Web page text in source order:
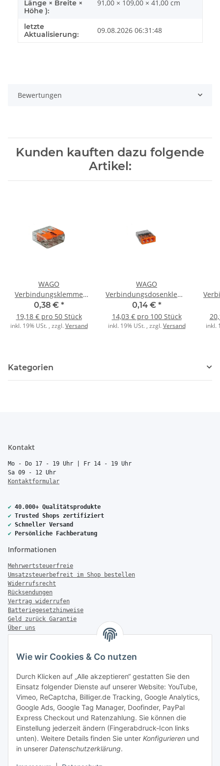
Wie wir Cookies & Co nutzen
Durch Klicken auf „Alle akzeptieren“ gestatten Sie den
Einsatz folgender Dienste auf unserer Website: YouTube,
Vimeo, ReCaptcha, Billiger.de Tracking, Google Analytics,
Google Ads, Google Tag Manager, Doofinder, PayPal
Express Checkout und Ratenzahlung. Sie können die
Einstellung jederzeit ändern (Fingerabdruck-Icon links
unten). Weitere Details finden Sie unter Konfigurieren und
in unserer Datenschutzerklärung.
Länge × Breite ×
Höhe ):
91,00 × 109,00 × 41,00 cm
letzte
Aktualisierung:
09.08.2026 06:31:48
Bewertungen
Kunden kauften dazu folgende
Artikel:
WAGO
Verbindungsklemme
3polig Compact mit
Hebel transparent
0,38 € *
19,18 € pro 50 Stück
inkl. 19% USt. , zzgl.Versand
WAGO
Verbindungsdosenklemme
3polig 2273-203
Compact 0,5-2,5qmm
transp./or.
0,14 € *
14,03 € pro 100 Stück
inkl. 19% USt. , zzgl.Versand inkl.
Kategorien
Kontakt
Mo - Do 17 - 19 Uhr | Fr 14 - 19 Uhr
Sa 09 - 12 Uhr
Kontaktformular
✔ 40.000+ Qualitätsprodukte
✔ Trusted Shops zertifiziert
✔ Schneller Versand
✔ Persönliche Fachberatung
Informationen
Mehrwertsteuerfreie
Umsatzsteuerbefreit im Shop bestellen
Widerrufsrecht
Rücksendungen
Vertrag widerrufen
Batteriegesetzhinweise
Geld zurück Garantie
Über uns
FAQ
Zahlung & Versand
Versandinformationen
Sonstiges